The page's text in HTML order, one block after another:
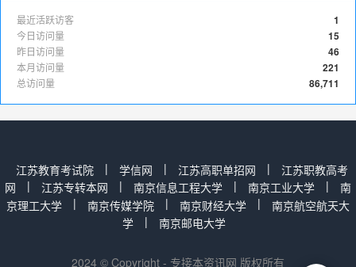
1
最近活跃访客
15
今日访问量
46
昨日访问量
221
本月访问量
86,711
总访问量
江苏教育考试院 | 学信网 | 江苏高职单招网 |
江苏职教高考
网
| 江苏专转本网 | 南京信息工程大学 | 南京工业大学 |
南
京理工大学
| 南京传媒学院 | 南京财经大学 |
南京航空航天大
学
| 南京邮电大学
2024 © Copyright - 专接本资讯网 版权所有